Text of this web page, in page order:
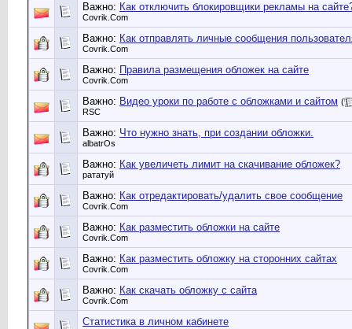
Важно: Как отключить блокировщики рекламы на
Сovrik.Com
Важно: Как отправлять личные сообщения
Сovrik.Com
Важно: Правила размещения обложек на сайте
Сovrik.Com
Важно: Видео уроки по работе с обложками и сайтом (
RSC
Важно: Что нужно знать, при создании обложки.
albatrOs
Важно: Как увеличеть лимит на скачивание обложек?
рататуй
Важно: Как отредактировать/удалить свое сообщение
Сovrik.Com
Важно: Как разместить обложки на сайте
Сovrik.Com
Важно: Как разместить обложку на сторонних сайтах
Сovrik.Com
Важно: Как скачать обложку с сайта
Сovrik.Com
Статистика в личном кабинете